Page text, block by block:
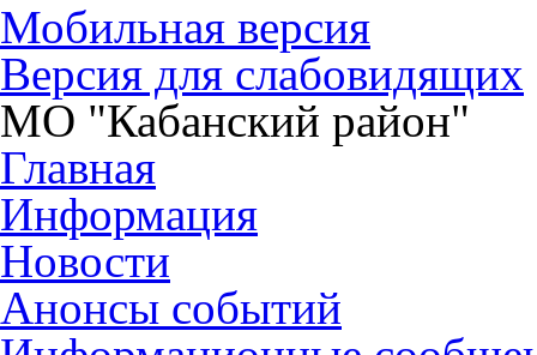
Мобильная версия
Версия для слабовидящих
МО "Кабанский район"
Главная
Информация
Новости
Анонсы событий